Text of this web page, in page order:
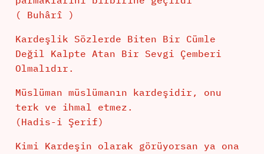
( Buhârî )
Kardeşlik Sözlerde Biten Bir Cümle
Değil Kalpte Atan Bir Sevgi Çemberi
Olmalıdır.
Müslüman müslümanın kardeşidir, onu
terk ve ihmal etmez.
(Hadis-i Şerif)
Kimi Kardeşin olarak görüyorsan ya ona